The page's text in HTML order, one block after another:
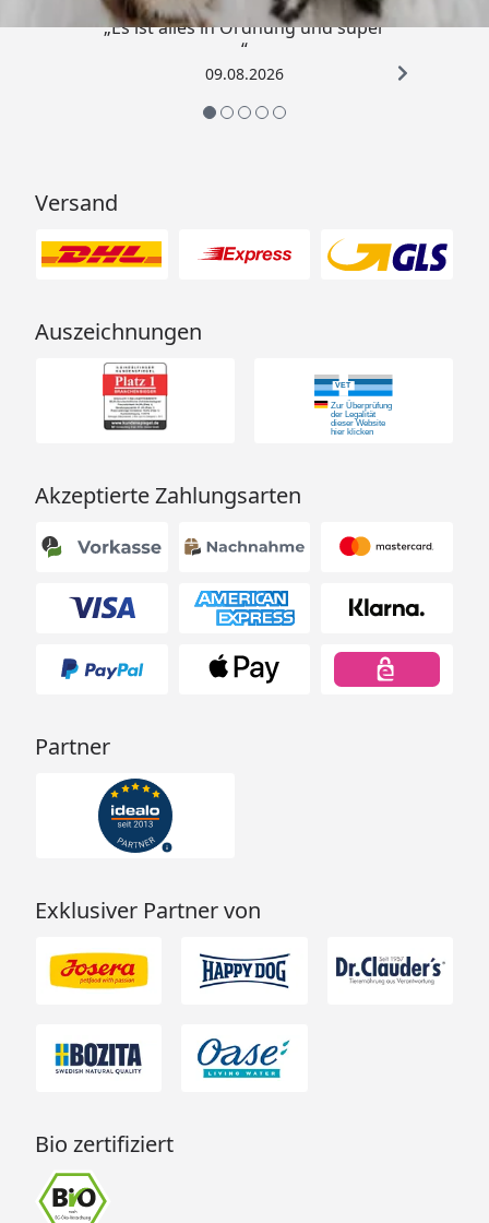
„Es ist alles in Ordnung und super
“
09.08.2026
Versand
Auszeichnungen
Akzeptierte Zahlungsarten
Partner
Exklusiver Partner von
Bio zertifiziert